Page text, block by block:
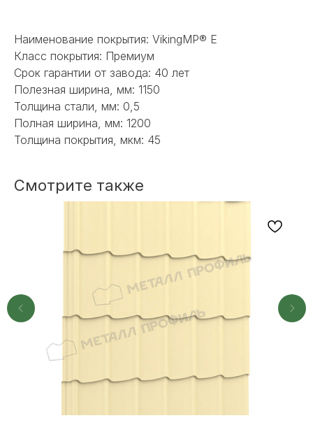
Наименование покрытия: VikingMP® E
Класс покрытия: Премиум
Срок гарантии от завода: 40 лет
Полезная ширина, мм: 1150
Толщина стали, мм: 0,5
Полная ширина, мм: 1200
Толщина покрытия, мкм: 45
Смотрите также
С ВЫБОРОМ?
Или напишите нам напрямую
Наш менеджер готов ответить на
все вопросы. Свяжитесь по
телефону или заполните форму для
индивидуального подбора.
+7